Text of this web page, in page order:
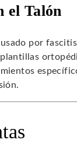
el Talón
por fascitis